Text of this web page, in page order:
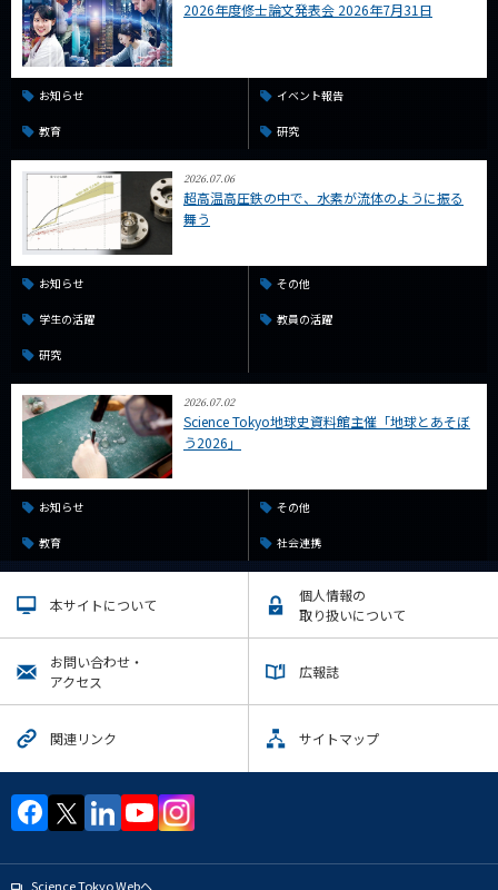
2026年度修士論文発表会 2026年7月31日
お知らせ イベント報告
教育 研究
2026.07.06
超高温高圧鉄の中で、水素が流体のように振る
舞う
お知らせ その他
学生の活躍 教員の活躍
研究
2026.07.02
Science Tokyo地球史資料館主催「地球とあそぼ
う2026」
お知らせ その他
教育 社会連携
本サイトについて
個人情報の
取り扱いについて
お問い合わせ・
アクセス
広報誌
関連リンク サイトマップ
Science Tokyo Webヘ